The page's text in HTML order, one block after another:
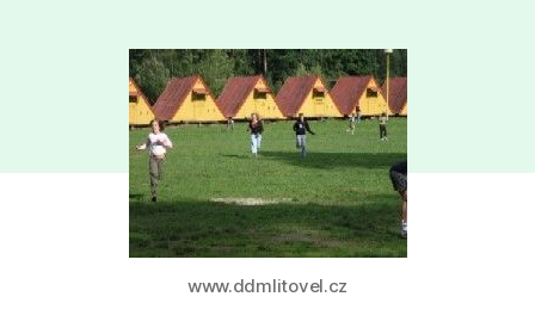
názvem
Letní
táborová
základna
Vidnava
–
DDM
Litovel
www.ddmlitovel.cz